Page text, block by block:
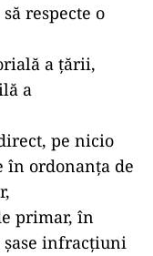
respecte o
a țării,
a
pe nicio
în ordonanța de
primar, în
șase infracțiuni